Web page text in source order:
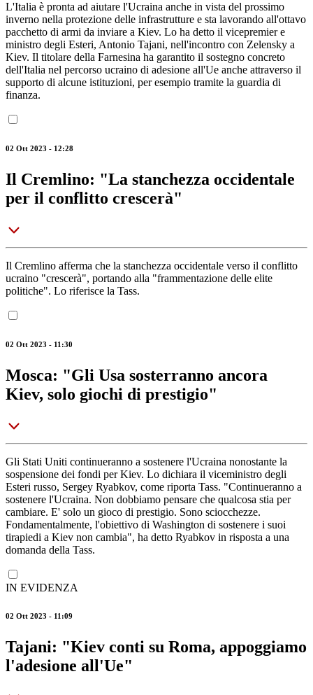
L'Italia è pronta ad aiutare l'Ucraina anche in vista del prossimo
inverno nella protezione delle infrastrutture e sta lavorando all'ottavo
pacchetto di armi da inviare a Kiev. Lo ha detto il vicepremier e
ministro degli Esteri, Antonio Tajani, nell'incontro con Zelensky a
Kiev. Il titolare della Farnesina ha garantito il sostegno concreto
dell'Italia nel percorso ucraino di adesione all'Ue anche attraverso il
supporto di alcune istituzioni, per esempio tramite la guardia di
finanza.
02 Ott 2023 - 12:28
Il Cremlino: "La stanchezza occidentale
per il conflitto crescerà"
Il Cremlino afferma che la stanchezza occidentale verso il conflitto
ucraino "crescerà", portando alla "frammentazione delle elite
politiche". Lo riferisce la Tass.
02 Ott 2023 - 11:30
Mosca: "Gli Usa sosterranno ancora
Kiev, solo giochi di prestigio"
Gli Stati Uniti continueranno a sostenere l'Ucraina nonostante la
sospensione dei fondi per Kiev. Lo dichiara il viceministro degli
Esteri russo, Sergey Ryabkov, come riporta Tass. "Continueranno a
sostenere l'Ucraina. Non dobbiamo pensare che qualcosa stia per
cambiare. E' solo un gioco di prestigio. Sono sciocchezze.
Fondamentalmente, l'obiettivo di Washington di sostenere i suoi
tirapiedi a Kiev non cambia", ha detto Ryabkov in risposta a una
domanda della Tass.
IN EVIDENZA
02 Ott 2023 - 11:09
Tajani: "Kiev conti su Roma, appoggiamo
l'adesione all'Ue"